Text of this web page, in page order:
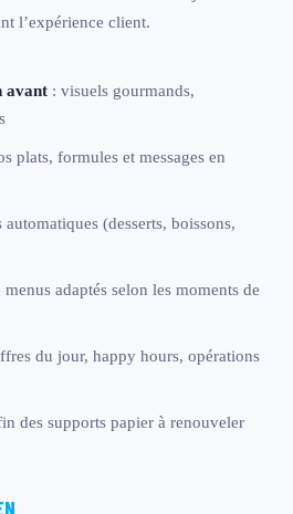
l’expérience client.
avant : visuels gourmands,
plats, formules et messages en
automatiques (desserts, boissons,
menus adaptés selon les moments de
du jour, happy hours, opérations
des supports papier à renouveler